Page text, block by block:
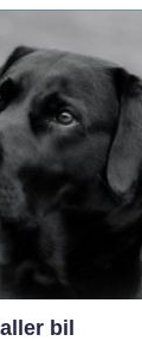
överväldigande,
rätt k...
bil